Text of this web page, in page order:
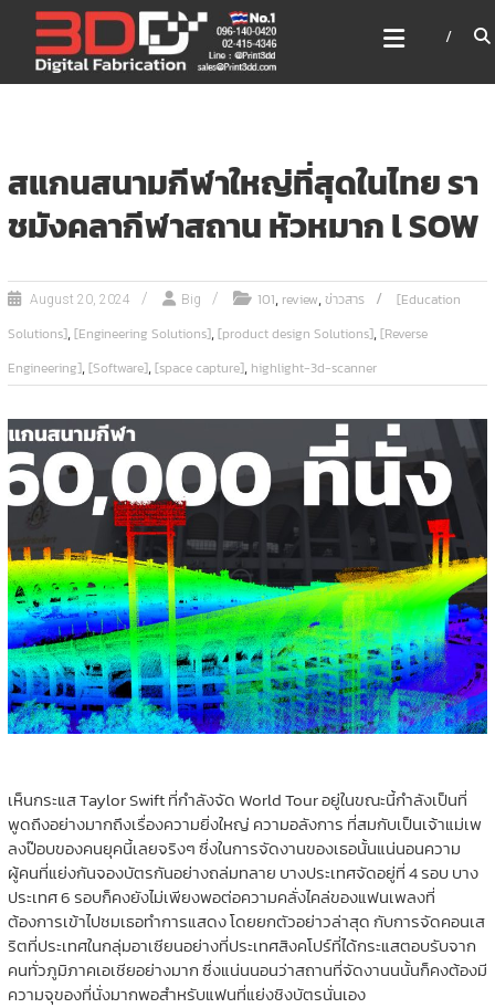
content
3DD DIGITAL FABRICATION
เครื่องพิมพ์3มิติ สแกนเนอร์
เลเซอร์
สแกนสนามกีฬาใหญ่ที่สุดในไทย รา
ชมังคลากีฬาสถาน หัวหมาก l SOW
August 20, 2024 Big 101, review,ข่าวสาร
[Education
Solutions],[Engineering Solutions],[product design Solutions],[Reverse
Engineering],[Software],[space capture], highlight-3d-scanner
เห็นกระแส Taylor Swift ที่กำลังจัด World Tour อยู่ในขณะนี้กำลังเป็นที่
พูดถึงอย่างมากถึงเรื่องความยิ่งใหญ่ ความอลังการ ที่สมกับเป็นเจ้าแม่เพ
ลงป๊อบของคนยุคนี้เลยจริงๆ ซึ่งในการจัดงานของเธอนั้นแน่นอนความ
ผู้คนที่แย่งกันจองบัตรกันอย่างถล่มทลาย บางประเทศจัดอยู่ที่ 4 รอบ บาง
ประเทศ 6 รอบก็คงยังไม่เพียงพอต่อความคลั่งไคล่ของแฟนเพลงที่
ต้องการเข้าไปชมเธอทำการแสดง โดยยกตัวอย่าวล่าสุด กับการจัดคอนเส
ริตที่ประเทศในกลุ่มอาเซียนอย่างที่ประเทศสิงคโปร์ที่ได้กระแสตอบรับจาก
คนทั่วภูมิภาคเอเชียอย่างมาก ซึ่งแน่นนอนว่าสถานที่จัดงานนนั้นก็คงต้องมี
ความจุของที่นั่งมากพอสำหรับแฟนที่แย่งชิงบัตรนั่นเอง